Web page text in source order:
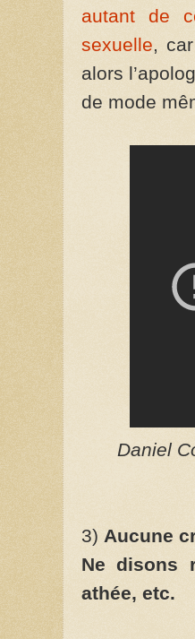
autant de
sexuelle,
alors
de mode
Daniel
3) Aucune
Ne disons
athée, etc.